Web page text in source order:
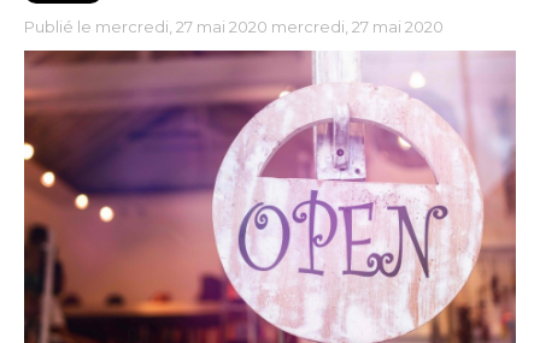
Publié le mercredi, 27 mai 2020 mercredi, 27 mai 2020